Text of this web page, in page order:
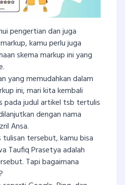
pengertian dan juga
kamu perlu juga
skema markup ini yang
yang memudahkan dalam
ini, mari kita kembali
pada judul artikel tsb tertulis
dengan nama
Ansa.
tersebut, kamu bisa
Taufiq Prasetya adalah
Tapi bagaimana